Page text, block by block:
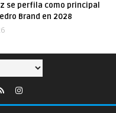
se perfila como principal
Brand en 2028